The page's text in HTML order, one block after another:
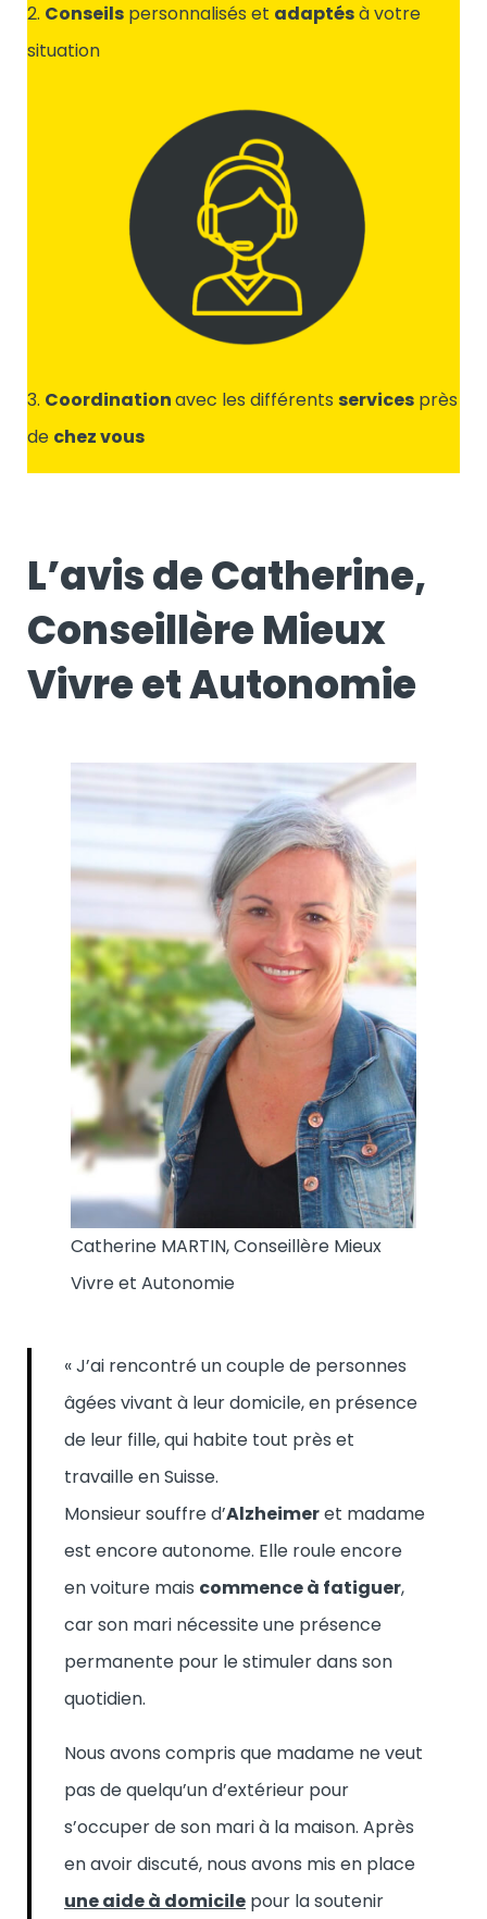
2. Conseils personnalisés et adaptésà votre
situation
3. Coordinationavec les différents services près
de chez vous
L’avis de Catherine,
Conseillère Mieux
Vivre et Autonomie
Catherine MARTIN, Conseillère Mieux
Vivre et Autonomie
« J’ai rencontré un couple de personnes
âgées vivant à leur domicile, en présence
de leur fille, qui habite tout près et
travaille en Suisse.
Monsieur souffre d’Alzheimeret madame
est encore autonome. Elle roule encore
en voiture mais commence à fatiguer,
car son mari nécessite une présence
permanente pour le stimuler dans son
quotidien.
Nous avons compris que madame ne veut
pas de quelqu’un d’extérieur pour
s’occuper de son mari à la maison. Après
en avoir discuté, nous avons mis en place
une aide à domicile pour la soutenir